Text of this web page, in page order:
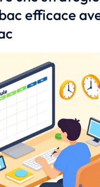
efficace